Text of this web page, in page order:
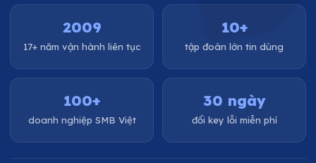
2009
17+ năm vận hành liên tục
10+
tập đoàn lớn tin dùng
100+
doanh nghiệp SMB Việt
30 ngày
đổi key lỗi miễn phí